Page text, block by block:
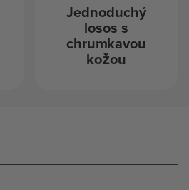
Jednoduchý
losos s
chrumkavou
kožou